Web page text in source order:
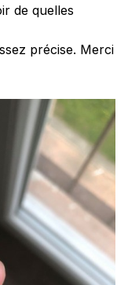
de quelles
précise. Merci